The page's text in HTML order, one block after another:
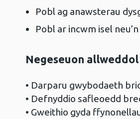
Pobl ag anawsterau
Pobl ar incwm isel
Negeseuon
• Darparu gwybodaeth
• Defnyddio safleoedd
• Gweithio gyda